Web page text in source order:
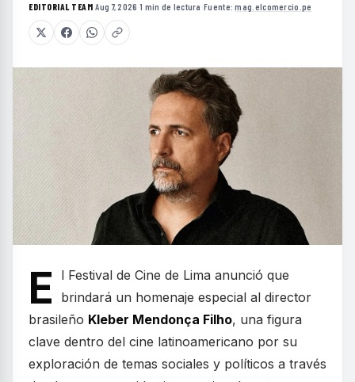
EDITORIAL TEAM·Aug 7, 2026 ·1 min de lectura ·Fuente:mag.elcomercio.pe
E
l Festival de Cine de Lima anunció que
brindará un homenaje especial al director
brasileño Kleber Mendonça Filho, una figura
clave dentro del cine latinoamericano por su
exploración de temas sociales y políticos a través